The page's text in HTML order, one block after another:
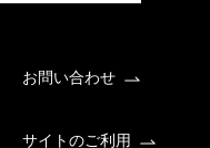
お問い合わせ
サイトのご利用